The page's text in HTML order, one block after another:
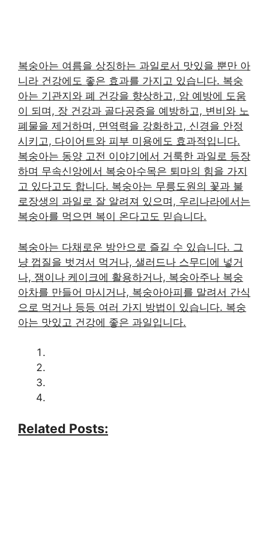
복숭아는 여름을 상징하는 과일로서 맛있을 뿐만 아
니라 건강에도 좋은 효과를 가지고 있습니다. 복숭
아는 기관지와 폐 건강을 향상하고, 암 예방에 도움
이 되며, 장 건강과 골다공증을 예방하고, 변비와 노
폐물을 제거하며, 면역력을 강화하고, 신경을 안정
시키고, 다이어트와 피부 미용에도 효과적입니다.
복숭아는 동양 고전 이야기에서 거룩한 과일로 등장
하며 무속신앙에서 복숭아수목은 퇴마의 힘을 가지
고 있다고도 합니다. 복숭아는 무릉도원의 꽃과 불
로장생의 과일로 잘 알려져 있으며, 우리나라에서는
복숭아를 먹으면 복이 온다고도 믿습니다.
복숭아는 다채로운 방안으로 즐길 수 있습니다. 그
냥 껍질을 벗겨서 먹거나, 샐러드나 스무디에 넣거
나, 잼이나 케이크에 활용하거나, 복숭아주나 복숭
아차를 만들어 마시거나, 복숭아아피를 말려서 간식
으로 먹거나 등등 여러 가지 방법이 있습니다. 복숭
아는 맛있고 건강에 좋은 과일입니다.
Related Posts: